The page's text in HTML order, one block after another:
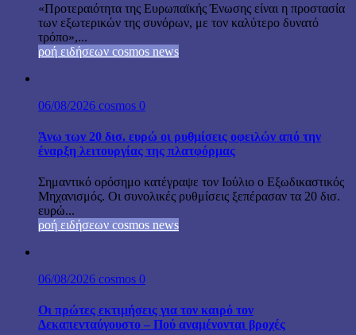
«Προτεραιότητα της Ευρωπαϊκής Ένωσης είναι η προστασία
των εξωτερικών της συνόρων, με τον καλύτερο δυνατό
τρόπο»,...
ροή ειδήσεων cosmos news
06/08/2026 cosmos 0
Άνω των 20 δισ. ευρώ οι ρυθμίσεις οφειλών από την
έναρξη λειτουργίας της πλατφόρμας
Σημαντικό ορόσημο κατέγραψε τον Ιούλιο ο Εξωδικαστικός
Μηχανισμός. Οι συνολικές ρυθμίσεις ξεπέρασαν τα 20 δισ.
ευρώ...
ροή ειδήσεων cosmos news
06/08/2026 cosmos 0
Οι πρώτες εκτιμήσεις για τον καιρό τον
Δεκαπενταύγουστο – Πού αναμένονται βροχές